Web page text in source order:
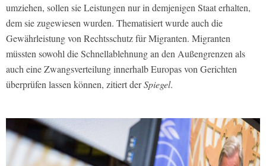
umziehen, sollen sie Leistungen nur in demjenigen Staat erhalten,
dem sie zugewiesen wurden. Thematisiert wurde auch die
Gewährleistung von Rechtsschutz für Migranten. Migranten
müssten sowohl die Schnellablehnung an den Außengrenzen als
auch eine Zwangsverteilung innerhalb Europas von Gerichten
überprüfen lassen können, zitiert derSpiegel.